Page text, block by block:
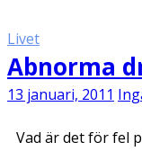
Livet
Abnorma
13 januari, 2011
Vad är det för fel